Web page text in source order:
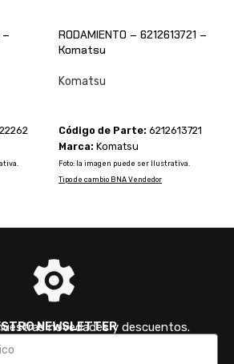
–
RODAMIENTO – 6212613721 –
Komatsu
Komatsu
Código de Parte: 6212613721
Marca: Komatsu
Foto: la imagen puede ser Ilustrativa.
Tipo de cambio BNA Vendedor
NEWSLETTER
novedades y descuentos.